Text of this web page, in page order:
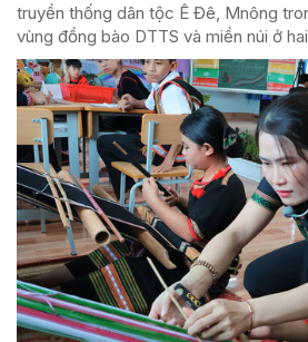
truyền thống dân tộc Ê Đê, Mnông
vùng đồng bào DTTS và miền núi ở